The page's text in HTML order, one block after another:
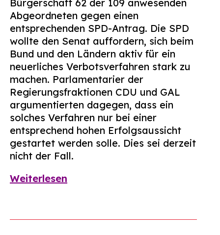
Suchen
nach:
Bürgerschaft 62 der 109 anwesenden
Abgeordneten gegen einen
entsprechenden SPD-Antrag. Die SPD
wollte den Senat auffordern, sich beim
Bund und den Ländern aktiv für ein
neuerliches Verbotsverfahren stark zu
machen. Parlamentarier der
Regierungsfraktionen CDU und GAL
argumentierten dagegen, dass ein
solches Verfahren nur bei einer
entsprechend hohen Erfolgsaussicht
gestartet werden solle. Dies sei derzeit
nicht der Fall.
Weiterlesen